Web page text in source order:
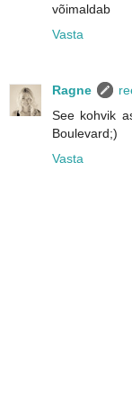
võimaldab
Vasta
Ragne
See kohvik
Boulevard;)
Vasta